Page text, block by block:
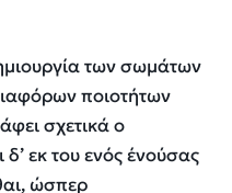
των σωμάτων
ποιοτήτων
σχετικά ο
εκ του ενός ένούσας
ώσπερ